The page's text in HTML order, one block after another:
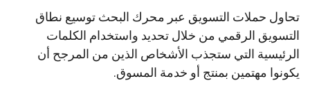
تحاول حملات التسويق عبر محرك البحث توسيع نطاق
التسويق الرقمي من خلال تحديد واستخدام الكلمات
الرئيسية التي ستجذب الأشخاص الذين من المرجح أن
يكونوا مهتمين بمنتج أو خدمة المسوق.